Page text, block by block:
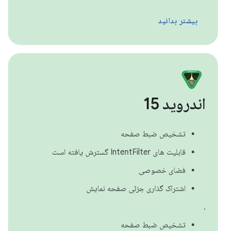
بیشتر بدانید
اندروید 15
تشخیص ضبط صفحه
قابلیت های IntentFilter گسترش یافته است
فضای خصوصی
اشتراک گذاری جزئی صفحه نمایش
،
تشخیص ضبط صفحه